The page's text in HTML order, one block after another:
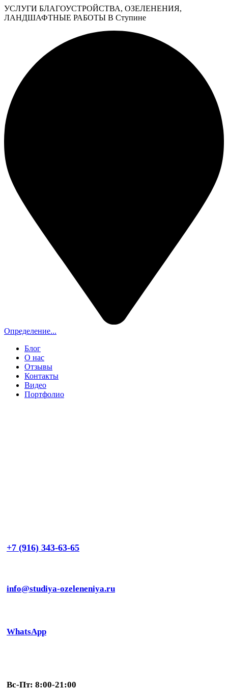
УСЛУГИ БЛАГОУСТРОЙСТВА, ОЗЕЛЕНЕНИЯ,
ЛАНДШАФТНЫЕ РАБОТЫ В Ступине
Определение...
Блог
О нас
Отзывы
Контакты
Видео
Портфолио
+7 (916) 343-63-65
info@studiya-ozeleneniya.ru
WhatsApp
Вс-Пт: 8:00-21:00